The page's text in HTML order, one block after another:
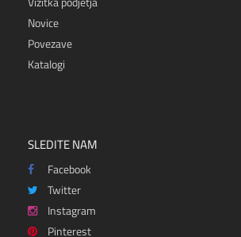
Novice
Povezave
Katalogi
SLEDITE NAM
Facebook
Twitter
Instagram
Pinterest